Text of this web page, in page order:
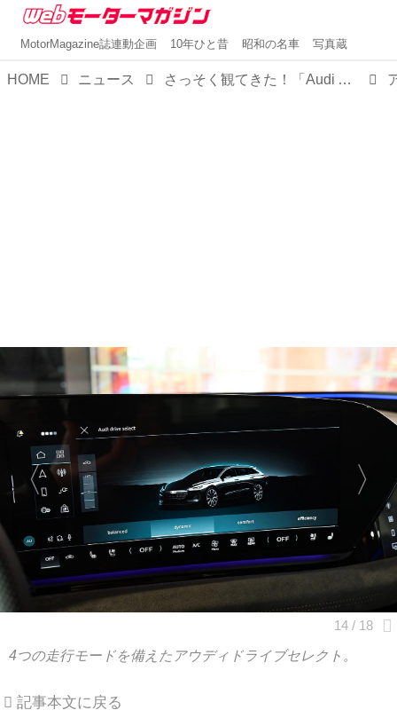
MotorMagazine誌連動企画 10年ひと昔 昭和の名車 写真蔵
HOME ニュース さっそく観てきた！「Audi A6 Avant e-tron」アウディシティ銀座にて先行公開中
4つの走行モードを備えたアウディドライブセレクト。
記事本文に戻る